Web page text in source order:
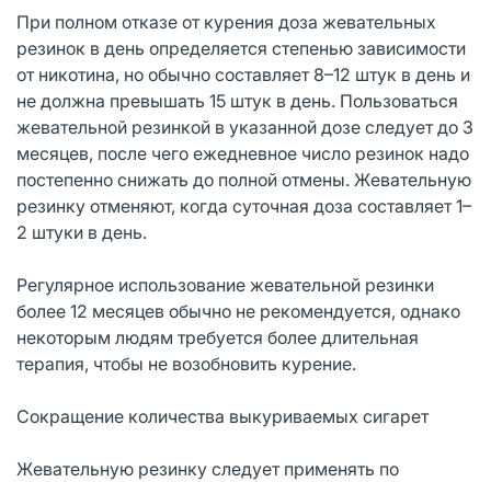
При полном отказе от курения доза жевательных
резинок в день определяется степенью зависимости
от никотина, но обычно составляет 8–12 штук в день и
не должна превышать 15 штук в день. Пользоваться
жевательной резинкой в указанной дозе следует до 3
месяцев, после чего ежедневное число резинок надо
постепенно снижать до полной отмены. Жевательную
резинку отменяют, когда суточная доза составляет 1–
2 штуки в день.
Регулярное использование жевательной резинки
более 12 месяцев обычно не рекомендуется, однако
некоторым людям требуется более длительная
терапия, чтобы не возобновить курение.
Сокращение количества выкуриваемых сигарет
Жевательную резинку следует применять по